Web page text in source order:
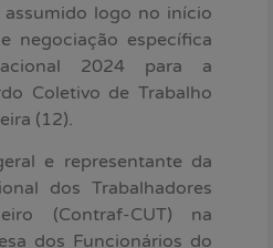
logo no início
negociação específica
2024 para a
Coletivo de Trabalho
(12).
e representante da
dos Trabalhadores
(Contraf-CUT) na
dos Funcionários do